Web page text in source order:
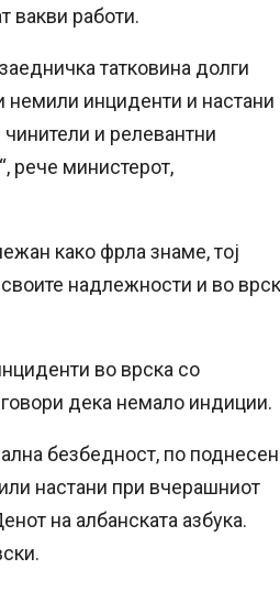
вакви работи.
татковина долги
инциденти и настани
и релевантни
рече министерот,
како фрла знаме, тој
надлежности и во
во врска со
дека немало индиции.
безбедност, по
настани при вчерашниот
на албанската азбука.